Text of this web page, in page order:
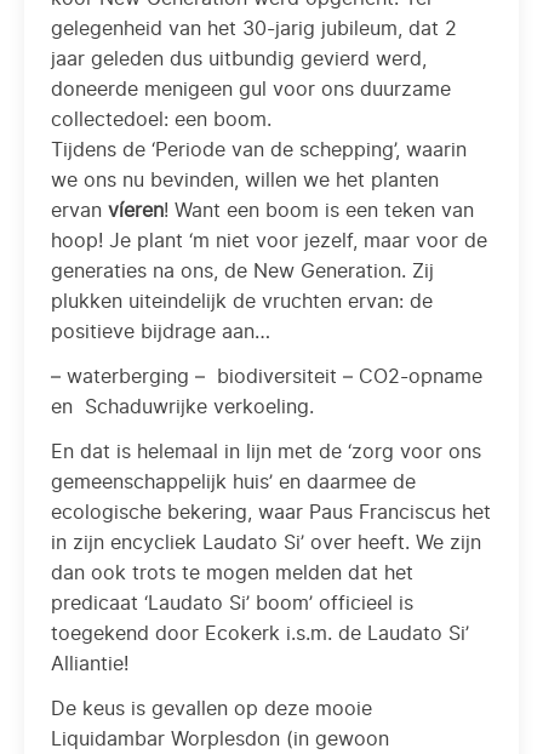
gelegenheid van het 30-jarig jubileum, dat 2
jaar geleden dus uitbundig gevierd werd,
doneerde menigeen gul voor ons duurzame
collectedoel: een boom.
Tijdens de ‘Periode van de schepping’, waarin
we ons nu bevinden, willen we het planten
ervanvíeren! Want een boom is een teken van
hoop! Je plant ‘m niet voor jezelf, maar voor de
generaties na ons, de New Generation. Zij
plukken uiteindelijk de vruchten ervan: de
positieve bijdrage aan…
– waterberging – biodiversiteit – CO2-opname
en Schaduwrijke verkoeling.
En dat is helemaal in lijn met de ‘zorg voor ons
gemeenschappelijk huis’ en daarmee de
ecologische bekering, waar Paus Franciscus het
in zijn encycliek Laudato Si’ over heeft. We zijn
dan ook trots te mogen melden dat het
predicaat ‘Laudato Si’ boom’ officieel is
toegekend door Ecokerk i.s.m. de Laudato Si’
Alliantie!
De keus is gevallen op deze mooie
Liquidambar Worplesdon (in gewoon